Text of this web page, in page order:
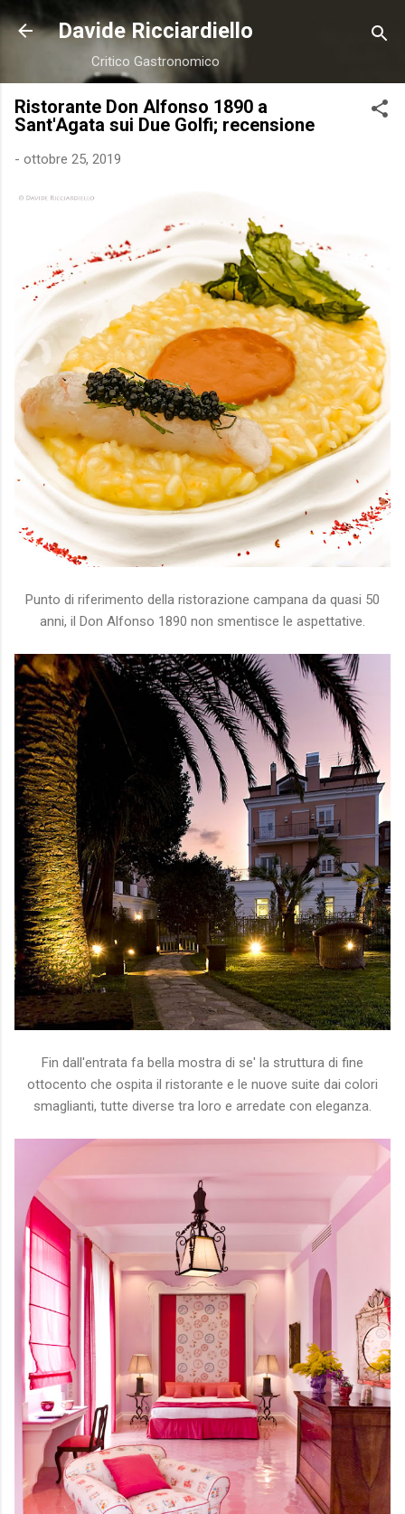
Passa ai contenuti principali
Davide Ricciardiello
Critico Gastronomico
Ristorante Don Alfonso 1890 a
Sant'Agata sui Due Golfi; recensione
- ottobre 25, 2019
Punto di riferimento della ristorazione campana da quasi 50
anni, il Don Alfonso 1890 non smentisce le aspettative.
Fin dall'entrata fa bella mostra di se' la struttura di fine
ottocento che ospita il ristorante e le nuove suite dai colori
smaglianti, tutte diverse tra loro e arredate con eleganza.